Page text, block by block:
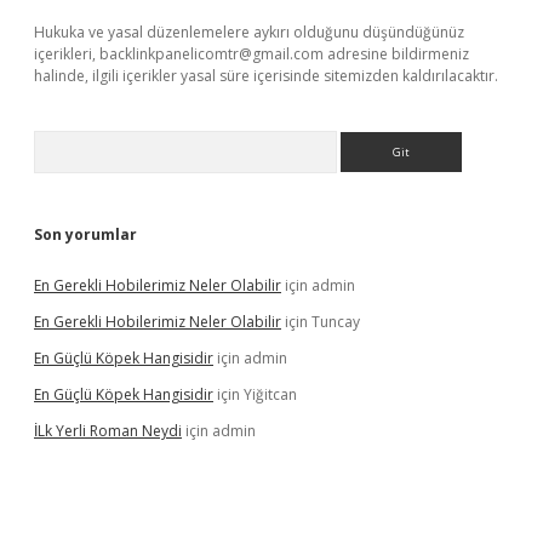
Hukuka ve yasal düzenlemelere aykırı olduğunu düşündüğünüz
içerikleri, backlinkpanelicomtr@gmail.com adresine bildirmeniz
halinde, ilgili içerikler yasal süre içerisinde sitemizden kaldırılacaktır.
Son yorumlar
En Gerekli Hobilerimiz Neler Olabilir için admin
En Gerekli Hobilerimiz Neler Olabilir için Tuncay
En Güçlü Köpek Hangisidir için admin
En Güçlü Köpek Hangisidir için Yiğitcan
İLk Yerli Roman Neydi için admin